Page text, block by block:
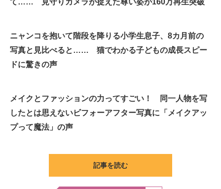
電子設計の基本と応用
エネルギーの専門メディア
ちょっと気になるネットの話題
て…… 見守りカメラが捉えた尊い姿が160万再生突破
ニャンコを抱いて階段を降りる小学生息子、8カ月前の
写真と見比べると…… 猫でわかる子どもの成長スピー
ドに驚きの声
メイクとファッションの力ってすごい！ 同一人物を写
したとは思えないビフォーアフター写真に「メイクアッ
プって魔法」の声
記事を読む